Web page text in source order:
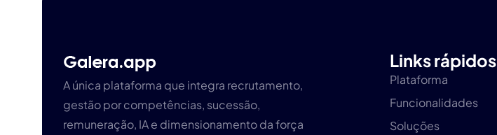
A única plataforma que integra recrutamento,
gestão por competências, sucessão,
remuneração, IA e dimensionamento da força
Links rápidos
Plataforma
Funcionalidades
Soluções